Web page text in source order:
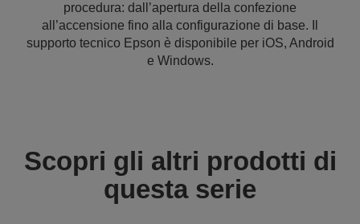
procedura: dall’apertura della confezione
all’accensione fino alla configurazione di base. Il
supporto tecnico Epson è disponibile per iOS, Android
e Windows.
Scopri gli altri prodotti di
questa serie